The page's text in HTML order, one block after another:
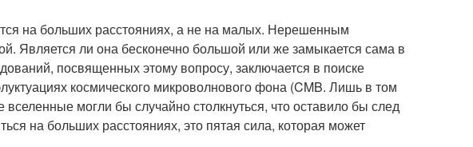
на больших расстояниях, а не на малых. Нерешенным
Является ли она бесконечно большой или же замыкается сама в
посвященных этому вопросу, заключается в поиске
космического микроволнового фона (CMB. Лишь в том
могли бы случайно столкнуться, что оставило бы след
на больших расстояниях, это пятая сила, которая может